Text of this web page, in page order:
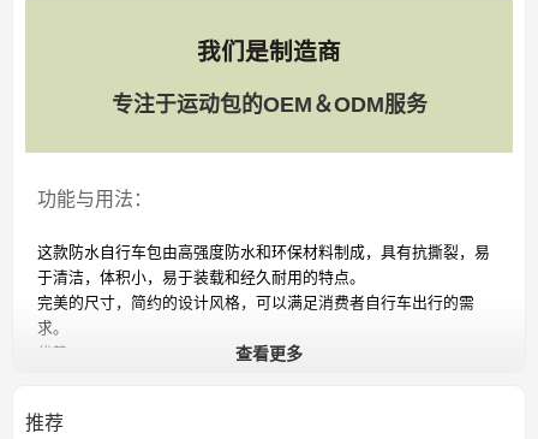
我们是制造商
专注于运动包的OEM＆ODM服务
功能与用法：
这款防水自行车包由高强度防水和环保材料制成，具有抗撕裂，易
于清洁，体积小，易于装载和经久耐用的特点。
完美的尺寸，简约的设计风格，可以满足消费者自行车出行的需
求。
优势：
2.反光丝网印刷：双面反光LOGO在夜间添加反光警告，享受安全骑
查看更多
推荐